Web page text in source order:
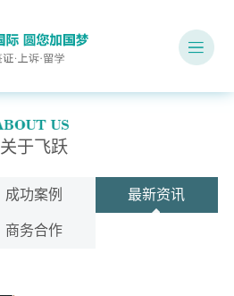
关于飞跃
成功案例 最新资讯
商务合作